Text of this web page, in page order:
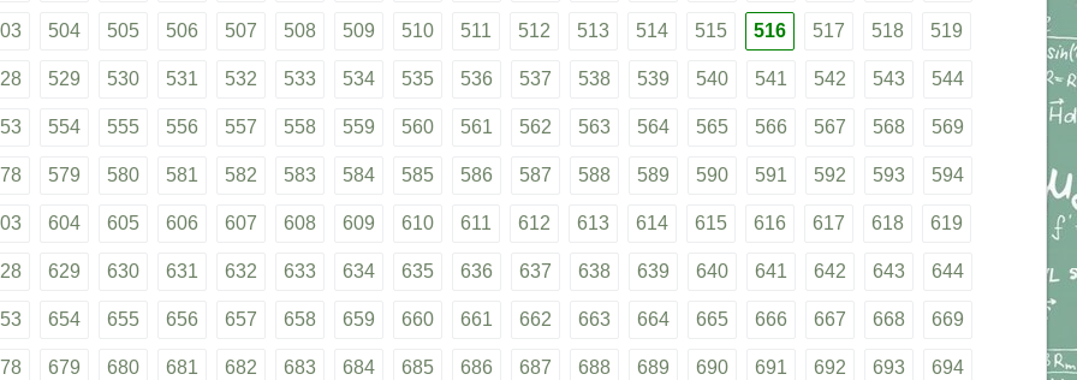
504 505 506 507 508 509 510 511 512 513 514 515 516 517 518 519
529 530 531 532 533 534 535 536 537 538 539 540 541 542 543 544
554 555 556 557 558 559 560 561 562 563 564 565 566 567 568 569
579 580 581 582 583 584 585 586 587 588 589 590 591 592 593 594
604 605 606 607 608 609 610 611 612 613 614 615 616 617 618 619
629 630 631 632 633 634 635 636 637 638 639 640 641 642 643 644
654 655 656 657 658 659 660 661 662 663 664 665 666 667 668 669
679 680 681 682 683 684 685 686 687 688 689 690 691 692 693 694